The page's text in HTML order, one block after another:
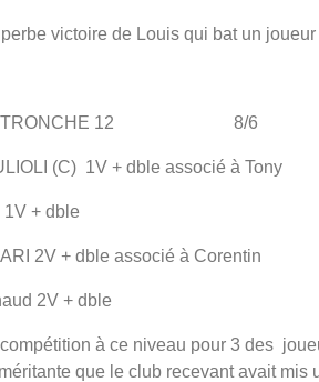
victoire de Louis qui bat un
LA TRONCHE 12 8/6
(C) 1V + dble associé à Tony
+ dble
2V + dble associé à Corentin
2V + dble
à ce niveau pour 3 des
que le club recevant avait mis